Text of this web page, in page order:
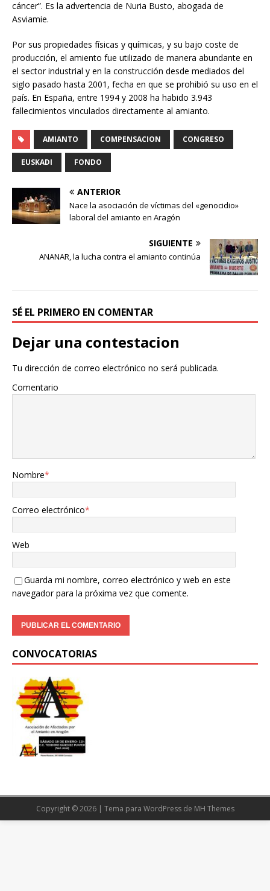
cáncer”. Es la advertencia de Nuria Busto, abogada de
Asviamie.
Por sus propiedades físicas y químicas, y su bajo coste de
producción, el amiento fue utilizado de manera abundante en
el sector industrial y en la construcción desde mediados del
siglo pasado hasta 2001, fecha en que se prohibió su uso en el
país. En España, entre 1994 y 2008 ha habido 3.943
fallecimientos vinculados directamente al amianto.
AMIANTO COMPENSACION CONGRESO
EUSKADI FONDO
ANTERIOR
Nace la asociación de víctimas del «genocidio»
laboral del amianto en Aragón
SIGUIENTE
ANANAR, la lucha contra el amianto continúa
SÉ EL PRIMERO EN COMENTAR
Dejar una contestacion
Tu dirección de correo electrónico no será publicada.
Comentario
Nombre*
Correo electrónico*
Web
Guarda mi nombre, correo electrónico y web en este
navegador para la próxima vez que comente.
CONVOCATORIAS
Copyright © 2026 | Tema para WordPress de MH Themes